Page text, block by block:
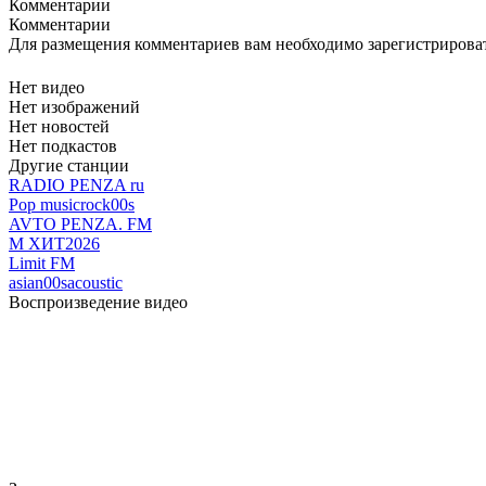
Комментарии
Комментарии
Для размещения комментариев вам необходимо
Нет видео
Нет изображений
Нет новостей
Нет подкастов
Другие станции
RADIO PENZA ru
Pop musicrock00s
AVTO PENZA. FM
М ХИТ2026
Limit FM
asian00sacoustic
Воспроизведение видео